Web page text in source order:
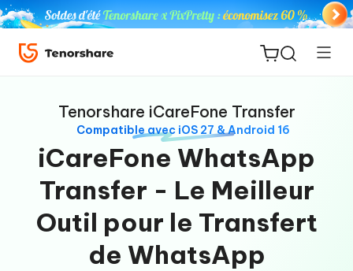
ReiBoot
for iOS
Tenorshare iCareFone Transfer
Compatible avec iOS 27 & Android 16
iCareFone WhatsApp
Transfer - Le Meilleur
Outil pour le Transfert
de WhatsApp